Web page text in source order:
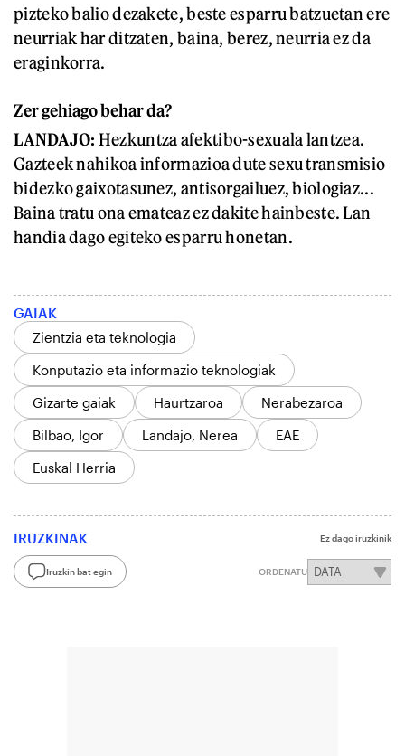
pizteko balio dezakete, beste esparru batzuetan ere
neurriak har ditzaten, baina, berez, neurria ez da
eraginkorra.
Zer gehiago behar da?
LANDAJO: Hezkuntza afektibo-sexuala lantzea.
Gazteek nahikoa informazioa dute sexu transmisio
bidezko gaixotasunez, antisorgailuez, biologiaz...
Baina tratu ona emateaz ez dakite hainbeste. Lan
handia dago egiteko esparru honetan.
GAIAK
Zientzia eta teknologia
Konputazio eta informazio teknologiak
Gizarte gaiak
Haurtzaroa
Nerabezaroa
Bilbao, Igor
Landajo, Nerea
EAE
Euskal Herria
IRUZKINAK Ez dago iruzkinik
Iruzkin bat egin ORDENATU